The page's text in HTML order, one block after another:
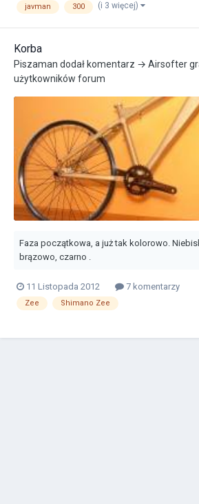
javman 300 (i 3 więcej)
Korba
Piszaman dodał komentarz → Airsofter
użytkowników forum
Faza początkowa, a już tak kolorowo.
brązowo, czarno .
11 Listopada 2012 7 komentarzy
Zee Shimano Zee